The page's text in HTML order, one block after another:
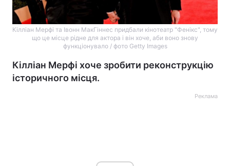
Кілліан Мерфі та Івонн МакГіннес придбали кінотеатр "Фенікс", тому
що це місце рідне для актора і він хоче, аби воно знову
функціонувало / фото Getty Images
Кілліан Мерфі хоче зробити реконструкцію
історичного місця.
Реклама